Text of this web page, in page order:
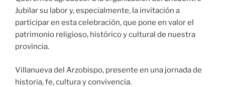
Jubilar su labor y, especialmente, la invitación a
participar en esta celebración, que pone en valor el
patrimonio religioso, histórico y cultural de nuestra
provincia.
Villanueva del Arzobispo, presente en una jornada de
historia, fe, cultura y convivencia.